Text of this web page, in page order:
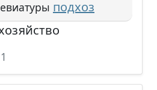
подхоз